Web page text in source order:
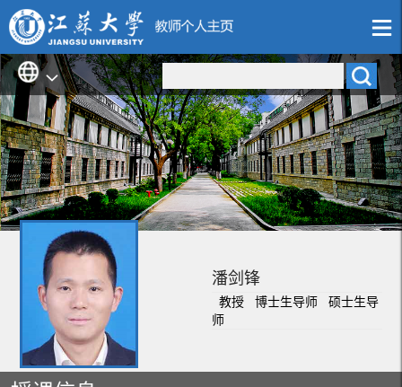
潘剑锋
教授 博士生导师 硕士生导
师